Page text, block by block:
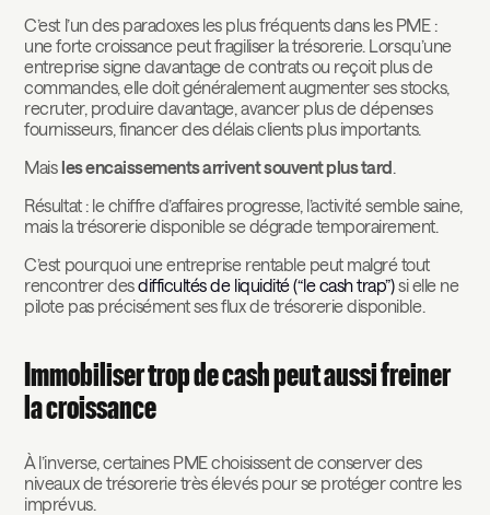
C’est l’un des paradoxes les plus fréquents dans les PME :
une forte croissance peut fragiliser la trésorerie. Lorsqu’une
entreprise signe davantage de contrats ou reçoit plus de
commandes, elle doit généralement augmenter ses stocks,
recruter, produire davantage, avancer plus de dépenses
fournisseurs, financer des délais clients plus importants.
Mais les encaissements arrivent souvent plus tard.
Résultat : le chiffre d’affaires progresse, l’activité semble saine,
mais la trésorerie disponible se dégrade temporairement.
C’est pourquoi une entreprise rentable peut malgré tout
rencontrer desdifficultés de liquidité (“le cash trap”)si elle ne
pilote pas précisément ses flux de trésorerie disponible.
Immobiliser trop de cash peut aussi freiner
la croissance
À l’inverse, certaines PME choisissent de conserver des
niveaux de trésorerie très élevés pour se protéger contre les
imprévus.